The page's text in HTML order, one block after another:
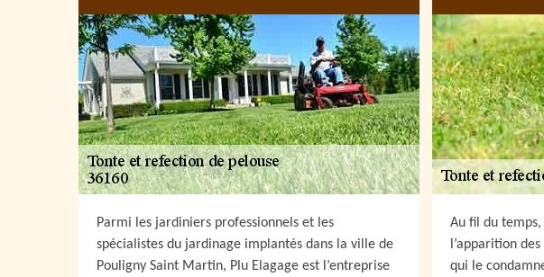
Parmi les jardiniers professionnels et les
spécialistes du jardinage implantés dans la ville de
Pouligny Saint Martin, Plu Elagage est l’entreprise
Au fil du
l’apparition
qui le